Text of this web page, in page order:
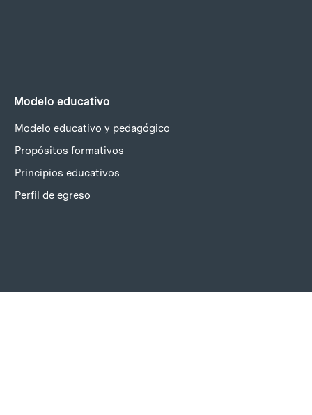
Modelo educativo
Modelo educativo y pedagógico
Propósitos formativos
Principios educativos
Perfil de egreso